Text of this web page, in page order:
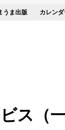
うま出版 カレン
ス（